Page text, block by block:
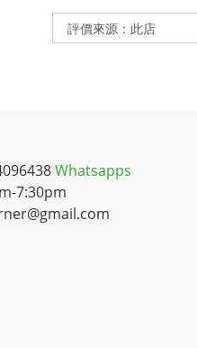
Whatsapps
7:30pm